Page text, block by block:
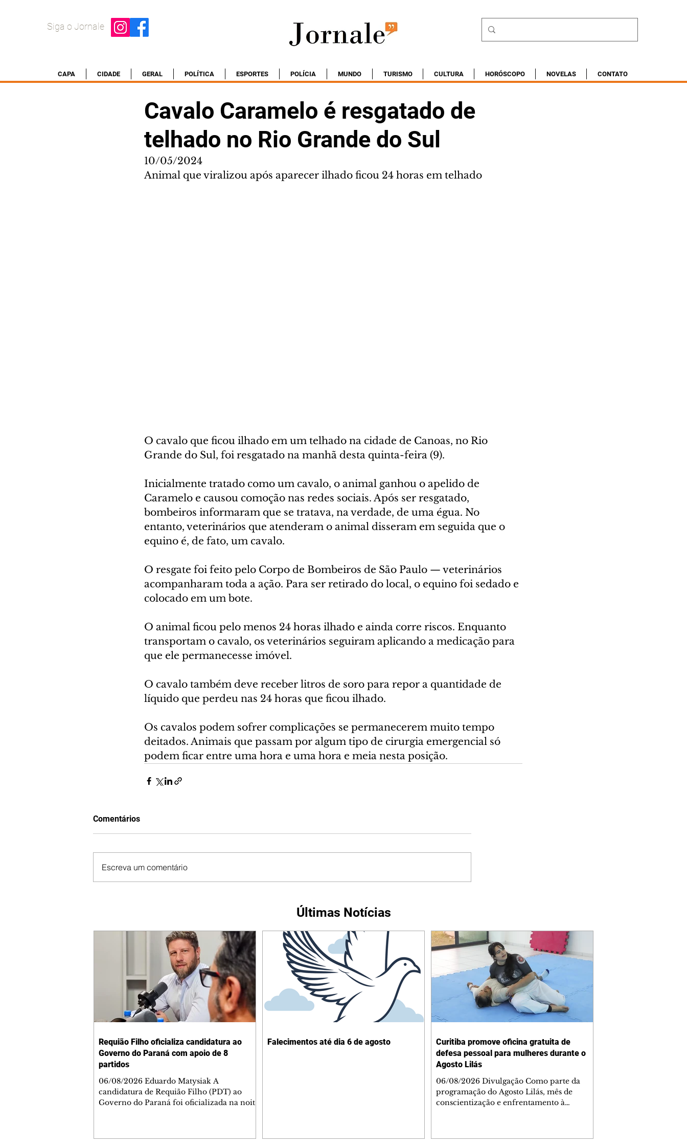
Siga o Jornale
CAPA CIDADE GERAL POLÍTICA ESPORTES POLÍCIA MUNDO TURISMO CULTURA HORÓSCOPO NOVELAS CONTATO
Cavalo Caramelo é resgatado de
telhado no Rio Grande do Sul
10/05/2024
Animal que viralizou após aparecer ilhado ficou 24 horas em telhado
O cavalo que ficou ilhado em um telhado na cidade de Canoas, no Rio
Grande do Sul, foi resgatado na manhã desta quinta-feira (9).
Inicialmente tratado como um cavalo, o animal ganhou o apelido de
Caramelo e causou comoção nas redes sociais. Após ser resgatado,
bombeiros informaram que se tratava, na verdade, de uma égua. No
entanto, veterinários que atenderam o animal disseram em seguida que o
equino é, de fato, um cavalo.
O resgate foi feito pelo Corpo de Bombeiros de São Paulo — veterinários
acompanharam toda a ação. Para ser retirado do local, o equino foi sedado e
colocado em um bote.
O animal ficou pelo menos 24 horas ilhado e ainda corre riscos. Enquanto
transportam o cavalo, os veterinários seguiram aplicando a medicação para
que ele permanecesse imóvel.
O cavalo também deve receber litros de soro para repor a quantidade de
líquido que perdeu nas 24 horas que ficou ilhado.
Os cavalos podem sofrer complicações se permanecerem muito tempo
deitados. Animais que passam por algum tipo de cirurgia emergencial só
podem ficar entre uma hora e uma hora e meia nesta posição.
Comentários
Escreva um comentário
Últimas Notícias
Requião Filho oficializa candidatura ao
Governo do Paraná com apoio de 8
partidos
06/08/2026 Eduardo Matysiak A
candidatura de Requião Filho (PDT) ao
Governo do Paraná foi oficializada na noite
Falecimentos até dia 6 de agosto
Curitiba promove oficina gratuita de
defesa pessoal para mulheres durante o
Agosto Lilás
06/08/2026 Divulgação Como parte da
programação do Agosto Lilás, mês de
conscientização e enfrentamento à